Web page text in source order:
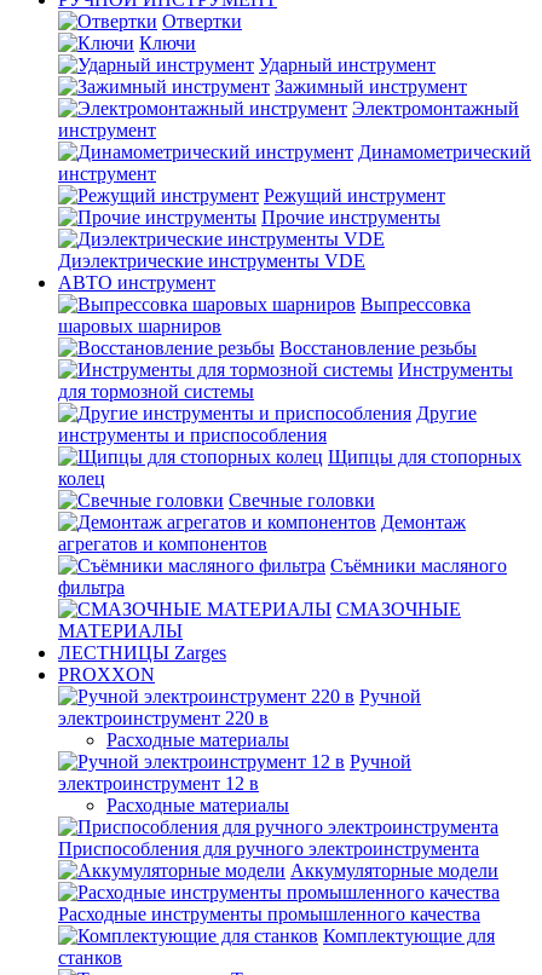
Отвертки
Ключи
Ударный инструмент
Зажимный инструмент
Электромонтажный
инструмент
Динамометрический
инструмент
Режущий инструмент
Прочие инструменты
Диэлектрические инструменты VDE
АВТО инструмент
Выпрессовка
шаровых шарниров
Восстановление резьбы
Инструменты
для тормозной системы
Другие
инструменты и приспособления
Щипцы для стопорных
колец
Свечные головки
Демонтаж
агрегатов и компонентов
Съёмники масляного
фильтра
СМАЗОЧНЫЕ
МАТЕРИАЛЫ
ЛЕСТНИЦЫ Zarges
PROXXON
Ручной
электроинструмент 220 в
Расходные материалы
Ручной
электроинструмент 12 в
Расходные материалы
Приспособления для ручного электроинструмента
Аккумуляторные модели
Расходные инструменты промышленного качества
Комплектующие для
станков